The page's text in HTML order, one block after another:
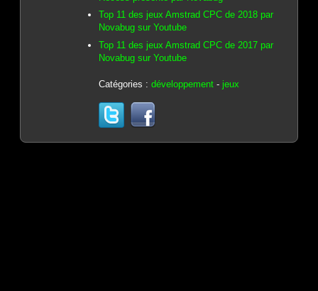
Top 11 des jeux Amstrad CPC de 2018 par
Novabug sur Youtube
Top 11 des jeux Amstrad CPC de 2017 par
Novabug sur Youtube
Catégories : développement- jeux